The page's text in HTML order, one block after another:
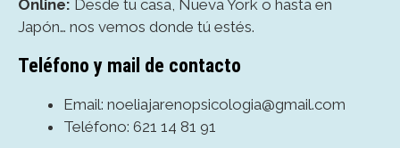
Online: Desde tu casa, Nueva York o hasta en
Japón… nos vemos donde tú estés.
Teléfono y mail de contacto
Email: noeliajarenopsicologia@gmail.com
Teléfono: 621 14 81 91